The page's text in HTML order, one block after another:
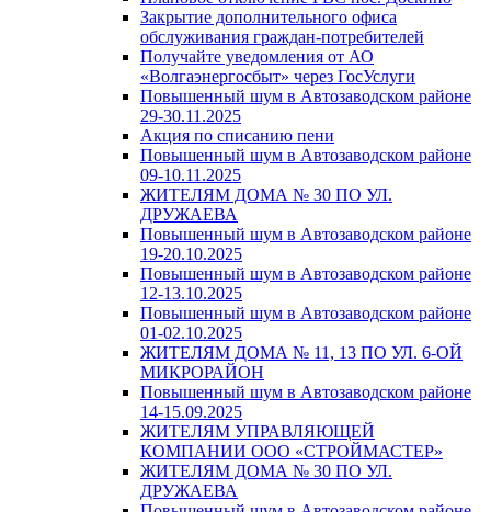
Закрытие дополнительного офиса
обслуживания граждан-потребителей
Получайте уведомления от АО
«Волгаэнергосбыт» через ГосУслуги
Повышенный шум в Автозаводском районе
29-30.11.2025
Акция по списанию пени
Повышенный шум в Автозаводском районе
09-10.11.2025
ЖИТЕЛЯМ ДОМА № 30 ПО УЛ.
ДРУЖАЕВА
Повышенный шум в Автозаводском районе
19-20.10.2025
Повышенный шум в Автозаводском районе
12-13.10.2025
Повышенный шум в Автозаводском районе
01-02.10.2025
ЖИТЕЛЯМ ДОМА № 11, 13 ПО УЛ. 6-ОЙ
МИКРОРАЙОН
Повышенный шум в Автозаводском районе
14-15.09.2025
ЖИТЕЛЯМ УПРАВЛЯЮЩЕЙ
КОМПАНИИ ООО «СТРОЙМАСТЕР»
ЖИТЕЛЯМ ДОМА № 30 ПО УЛ.
ДРУЖАЕВА